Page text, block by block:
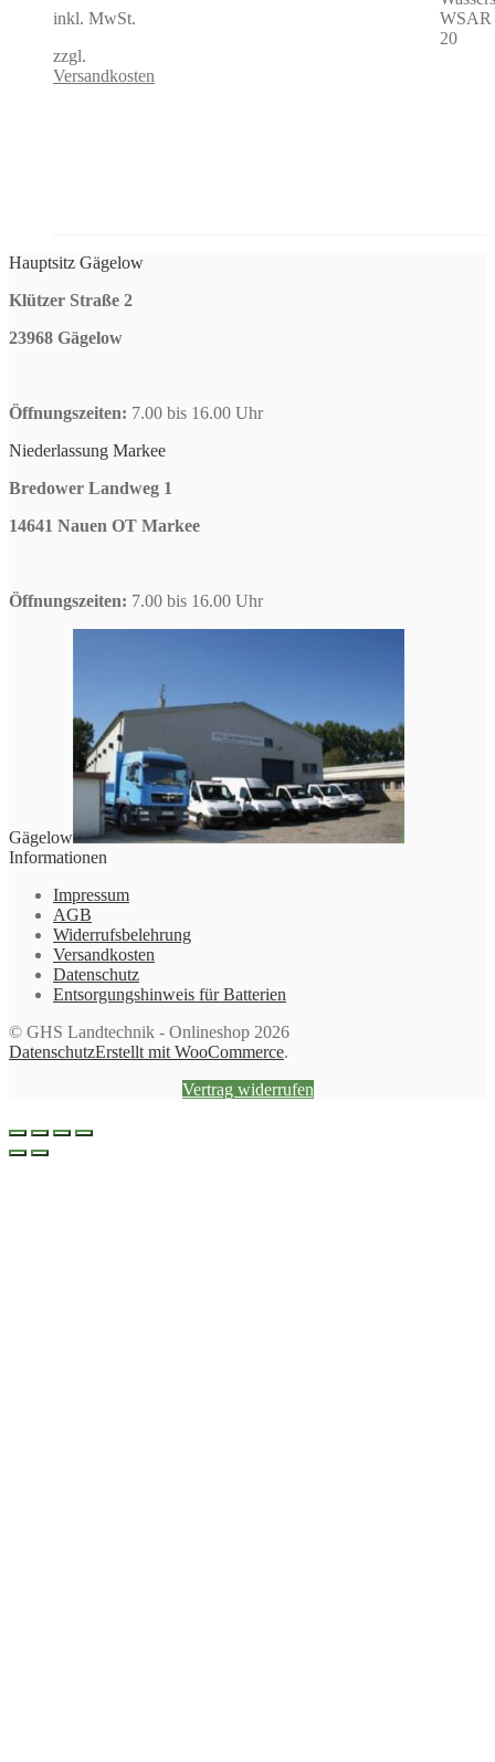
war:
inkl. MwSt.
zzgl.
Versandkosten
Hauptsitz Gägelow
Klützer Straße 2
23968 Gägelow
Öffnungszeiten: 7.00 bis 16.00 Uhr
Niederlassung Markee
Bredower Landweg 1
14641 Nauen OT Markee
Öffnungszeiten: 7.00 bis 16.00 Uhr
Gägelow
Informationen
Impressum
AGB
Widerrufsbelehrung
Versandkosten
Datenschutz
Entsorgungshinweis für Batterien
© GHS Landtechnik - Onlineshop 2026
DatenschutzErstellt mit WooCommerce.
Vertrag widerrufen